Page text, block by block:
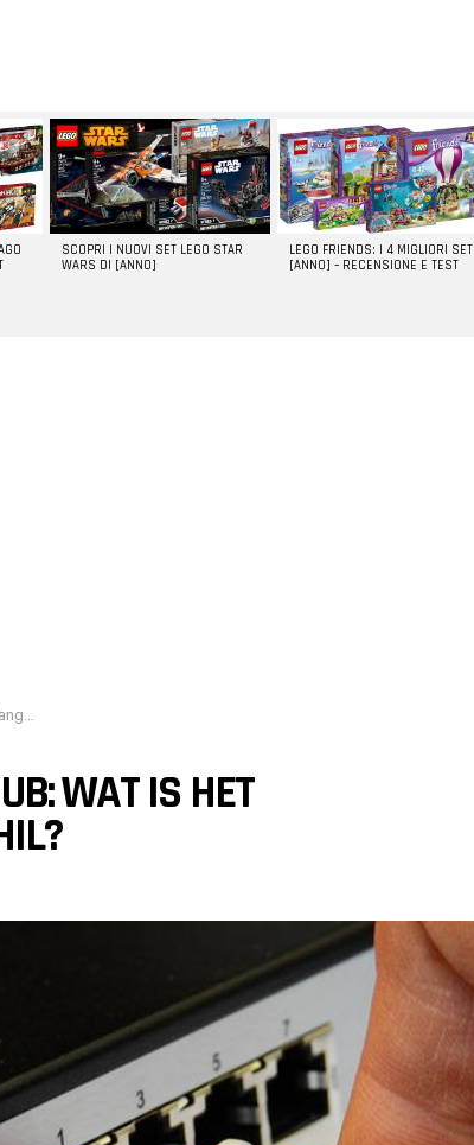
SCOPRI I NUOVI SET LEGO STAR
WARS DI [ANNO]
LEGO FRIENDS: I 4 MIGLIORI SET
[ANNO] – RECENSIONE E TEST
WAT IS HET